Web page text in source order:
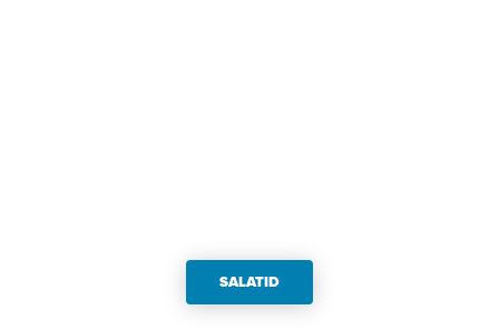
SALATID